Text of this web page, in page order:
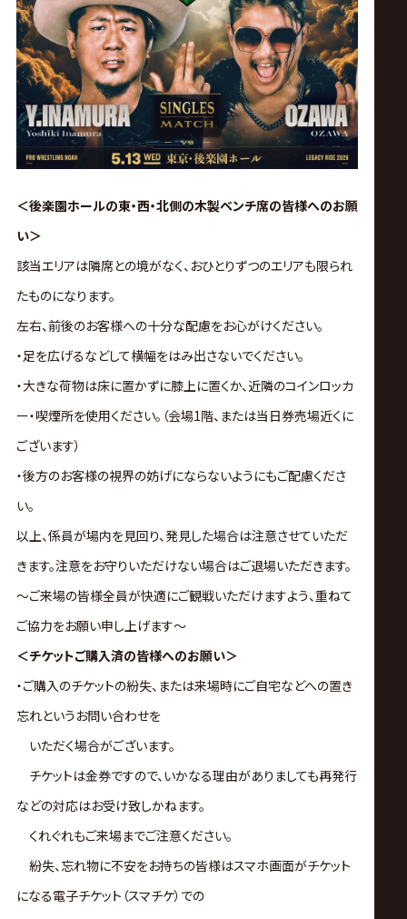
＜後楽園ホールの東・西・北側の木製ベンチ席の皆様へのお願
い＞
該当エリアは隣席との境がなく、おひとりずつのエリアも限られ
たものになります。
左右、前後のお客様への十分な配慮をお心がけください。
・足を広げるなどして横幅をはみ出さないでください。
・大きな荷物は床に置かずに膝上に置くか、近隣のコインロッカ
ー・喫煙所を使用ください。（会場1階、または当日券売場近くに
ございます）
・後方のお客様の視界の妨げにならないようにもご配慮くださ
い。
以上、係員が場内を見回り、発見した場合は注意させていただ
きます。注意をお守りいただけない場合はご退場いただきます。
～ご来場の皆様全員が快適にご観戦いただけますよう、重ねて
ご協力をお願い申し上げます～
＜チケットご購入済の皆様へのお願い＞
・ご購入のチケットの紛失、または来場時にご自宅などへの置き
忘れというお問い合わせを
いただく場合がございます。
チケットは金券ですので、いかなる理由がありましても再発行
などの対応はお受け致しかねます。
くれぐれもご来場までご注意ください。
紛失、忘れ物に不安をお持ちの皆様はスマホ画面がチケット
になる電子チケット（スマチケ）での